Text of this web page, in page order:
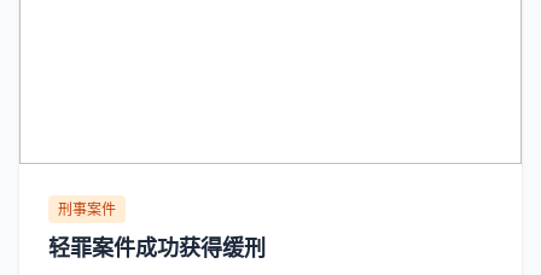
刑事案件
轻罪案件成功获得缓刑